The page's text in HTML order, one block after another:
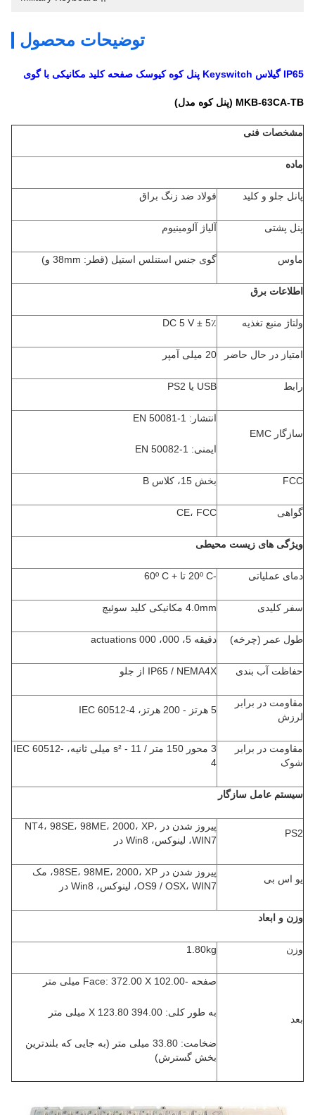
توضیحات محصول
IP65 گیلاس Keyswitch پنل کوه کیوسک صفحه کلید مکانیکی با گوی
MKB-63CA-TB (پنل کوه مدل)
مشخصات فنی
ماده
پانل جلو و کلید فولاد ضد زنگ براق
پنل پشتی آلیاژ آلومینیوم
ماوس گوی جنس استنلس استیل (قطر: 38mm و)
اطلاعات برق
ولتاژ منبع تغذیه DC 5 V ± 5٪
امتیاز در حال حاضر 20 میلی آمپر
رابط USB یا PS2
سازگار EMC
انتشار: EN 50081-1
ایمنی: EN 50082-1
FCC بخش 15، کلاس B
گواهی CE، FCC
ویژگی های زیست محیطی
دمای عملیاتی -20º C تا + 60º C
سفر کلیدی 4.0mm مکانیکی کلید سوئیچ
طول عمر (چرخه) دقیقه 5، 000، 000 actuations
حفاظت آب بندی IP65 / NEMA4X از جلو
مقاومت در برابر
لرزش
5 هرتز - 200 هرتز، IEC 60512-4
مقاومت در برابر
شوک
3 محور 150 متر / s² - 11 میلی ثانیه، IEC 60512-
4
سیستم عامل سازگار
PS2
پیروز شدن در NT4، 98SE، 98ME، 2000، XP،
WIN7، لینوکس، Win8 در
یو اس بی
پیروز شدن در 98SE، 98ME، 2000، XP، مک
OS9 / OSX، WIN7، لینوکس، Win8 در
وزن و ابعاد
وزن 1.80kg
بعد
صفحه -Face: 372.00 X 102.00 میلی متر
به طور کلی: 394.00 X 123.80 میلی متر
ضخامت: 33.80 میلی متر (به جایی که بلندترین
بخش گسترش)